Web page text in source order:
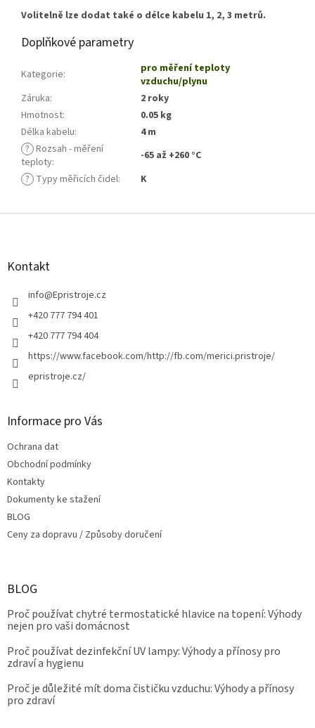
Volitelně lze dodat také o délce kabelu 1, 2, 3 metrů.
Doplňkové parametry
Kategorie:
pro měření teploty
vzduchu/plynu
Záruka:
2 roky
Hmotnost:
0.05 kg
Délka kabelu:
4 m
? Rozsah - měření
teploty:
-65 až +260 °C
? Typy měřicích čidel: K
Z
Kontakt
info@Epristroje.cz
+420 777 794 401
+420 777 794 404
https://www.facebook.com/http://fb.com/merici.pristroje/
epristroje.cz/
Informace pro Vás
Ochrana dat
Obchodní podmínky
Kontakty
Dokumenty ke stažení
BLOG
Ceny za dopravu / Způsoby doručení
BLOG
Proč používat chytré termostatické hlavice na topení: Výhody
nejen pro vaši domácnost
Proč používat dezinfekční UV lampy: Výhody a přínosy pro
zdraví a hygienu
Proč je důležité mít doma čističku vzduchu: Výhody a přínosy
pro zdraví